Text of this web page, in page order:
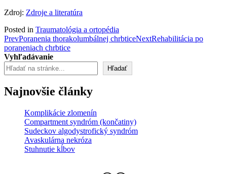
Zdroj: Zdroje a literatúra
Posted in Traumatológia a ortopédia
Post
navigation
PrevPoranenia thorakolumbálnej chrbticeNextRehabilitácia po
poraneniach chrbtice
Vyhľadávanie
Hľadať
Najnovšie články
Komplikácie zlomenín
Compartment syndróm (končatiny)
Sudeckov algodystrofický syndróm
Avaskulárna nekróza
Stuhnutie kĺbov